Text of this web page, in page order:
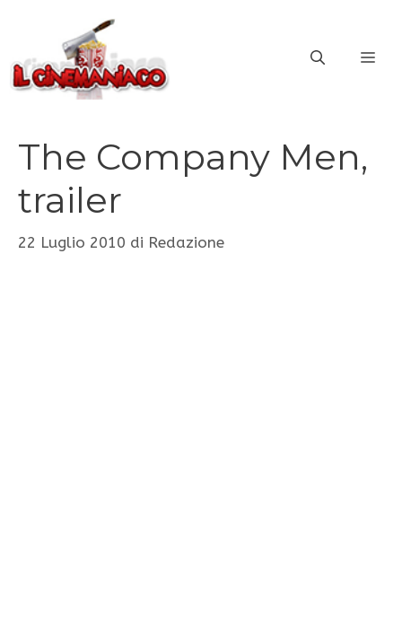
contenuto
The Company Men,
trailer
22 Luglio 2010 di Redazione